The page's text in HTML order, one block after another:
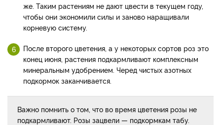
же. Таким растениям не дают цвести в текущем году,
чтобы они экономили силы и заново наращивали
корневую систему.
После второго цветения, а у некоторых сортов роз это
конец июня, растения подкармливают комплексным
минеральным удобрением. Черед чистых азотных
подкормок заканчивается.
Важно помнить о том, что во время цветения розы не
подкармливают. Розы зацвели — подкормкам табу.